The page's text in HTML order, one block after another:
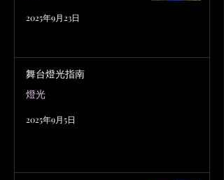
2025年9月23日
舞台燈光指南
燈光
2025年9月5日